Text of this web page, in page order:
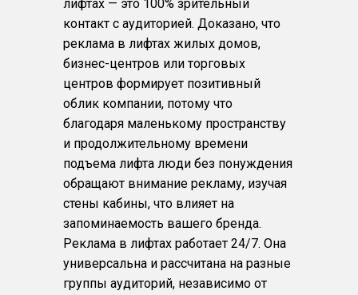
лифтах — это 100% зрительный
контакт с аудиторией. Доказано, что
реклама в лифтах жилых домов,
бизнес-центров или торговых
центров формирует позитивный
облик компании, потому что
благодаря маленькому пространству
и продолжительному времени
подъема лифта люди без понуждения
обращают внимание рекламу, изучая
стены кабины, что влияет на
запоминаемость вашего бренда.
Реклама в лифтах работает 24/7. Она
универсальна и рассчитана на разные
группы аудиторий, независимо от